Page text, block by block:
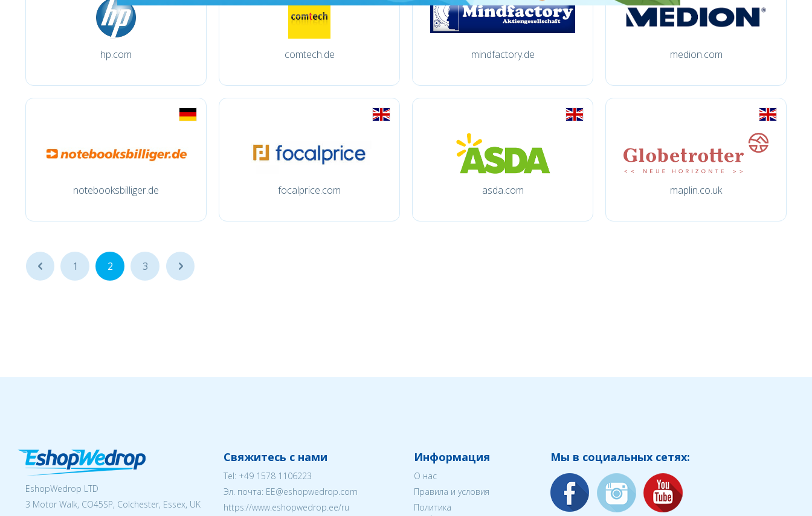
hp.com comtech.de mindfactory.de medion.com
notebooksbilliger.de focalprice.com asda.com maplin.co.uk
... 1 2 3 ...
EshopWedrop LTD
3 Motor Walk, CO45SP, Colchester, Essex, UK
Свяжитесь с нами
Tel: +49 1578 1106223
Эл. почта: EE@eshopwedrop.com
https://www.eshopwedrop.ee/ru
Информация
О нас
Правила и условия
Политика
Мы в социальных сетях: